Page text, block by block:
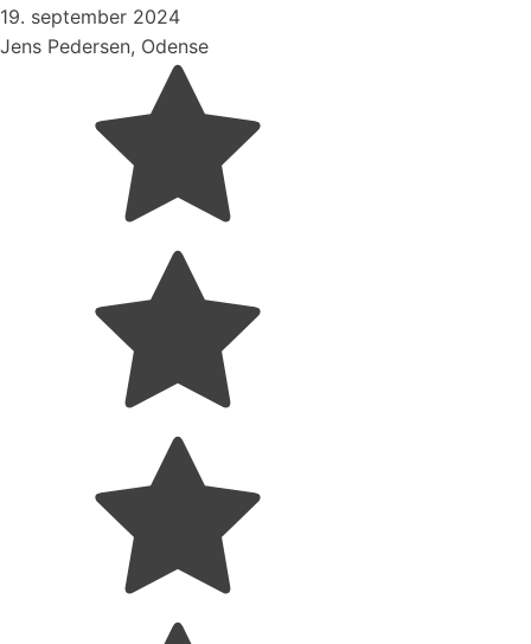
19. september 2024
Jens Pedersen, Odense